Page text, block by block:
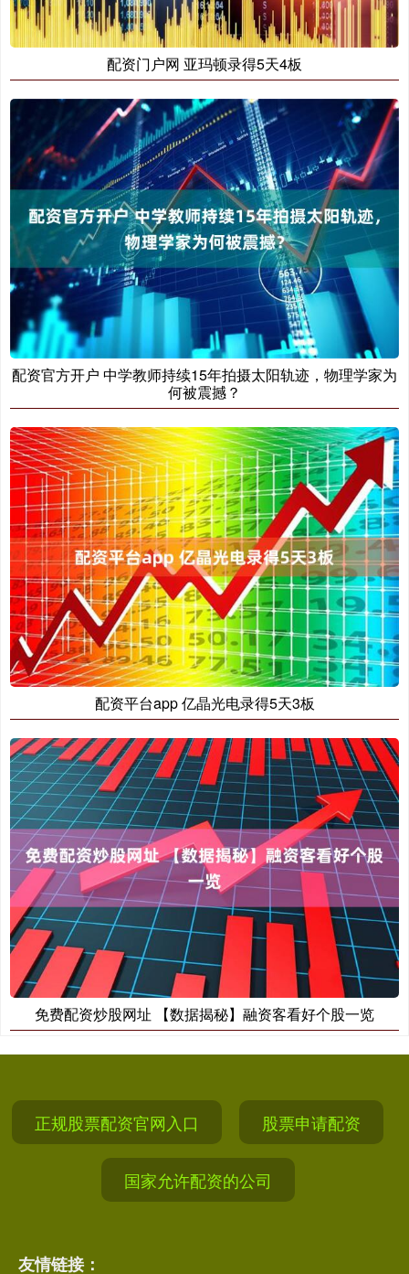
配资门户网 亚玛顿录得5天4板
配资官方开户 中学教师持续15年拍摄太阳轨迹，物理学家为
何被震撼？
配资平台app 亿晶光电录得5天3板
免费配资炒股网址 【数据揭秘】融资客看好个股一览
正规股票配资官网入口 股票申请配资
国家允许配资的公司
友情链接：